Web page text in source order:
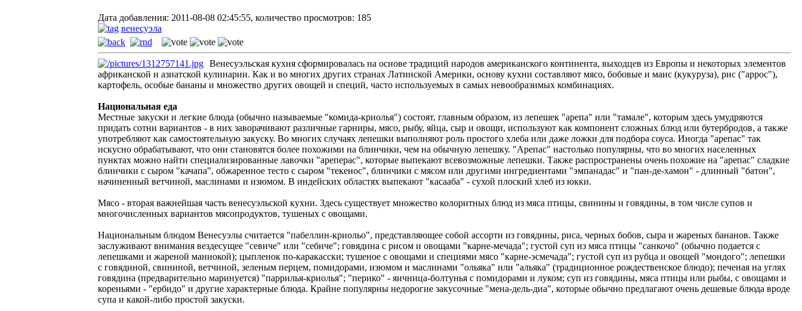
Дата добавления: 2011-08-08 02:45:55, количество просмотров: 185
венесуэла
Венесуэльская кухня сформировалась на основе традиций народов американского континента, выходцев из Европы и некоторых элементов
африканской и азиатской кулинарии. Как и во многих других странах Латинской Америки, основу кухни составляют мясо, бобовые и маис (кукуруза), рис ("аррос"),
картофель, особые бананы и множество других овощей и специй, часто используемых в самых невообразимых комбинациях.
Национальная еда
Местные закуски и легкие блюда (обычно называемые "комида-криолья") состоят, главным образом, из лепешек "арепа" или "тамале", которым здесь умудряются
придать сотни вариантов - в них заворачивают различные гарниры, мясо, рыбу, яйца, сыр и овощи, используют как компонент сложных блюд или бутербродов, а также
употребляют как самостоятельную закуску. Во многих случаях лепешки выполняют роль простого хлеба или даже ложки для подбора соуса. Иногда "арепас" так
искусно обрабатывают, что они становятся более похожими на блинчики, чем на обычную лепешку. "Арепас" настолько популярны, что во многих населенных
пунктах можно найти специализированные лавочки "ареперас", которые выпекают всевозможные лепешки. Также распространены очень похожие на "арепас" сладкие
блинчики с сыром "качапа", обжаренное тесто с сыром "текенос", блинчики с мясом или другими ингредиентами "эмпанадас" и "пан-де-хамон" - длинный "батон",
начиненный ветчиной, маслинами и изюмом. В индейских областях выпекают "касааба" - сухой плоский хлеб из юкки.
Мясо - вторая важнейшая часть венесуэльской кухни. Здесь существует множество колоритных блюд из мяса птицы, свинины и говядины, в том числе супов и
многочисленных вариантов мясопродуктов, тушеных с овощами.
Национальным блюдом Венесуэлы считается "пабеллин-криольо", представляющее собой ассорти из говядины, риса, черных бобов, сыра и жареных бананов. Также
заслуживают внимания вездесущее "севиче" или "себиче"; говядина с рисом и овощами "карне-мечада"; густой суп из мяса птицы "санкочо" (обычно подается с
лепешками и жареной маниокой); цыпленок по-каракасски; тушеное с овощами и специями мясо "карне-эсмечада"; густой суп из рубца и овощей "мондого"; лепешки
с говядиной, свининой, ветчиной, зеленым перцем, помидорами, изюмом и маслинами "ольяка" или "альяка" (традиционное рождественское блюдо); печеная на углях
говядина (предварительно маринуется) "паррилья-криолья"; "перико" - яичница-болтунья с помидорами и луком; суп из говядины, мяса птицы или рыбы, с овощами и
кореньями - "ербидо" и другие характерные блюда. Крайне популярны недорогие закусочные "мена-дель-диа", которые обычно предлагают очень дешевые блюда вроде
супа и какой-либо простой закуски.